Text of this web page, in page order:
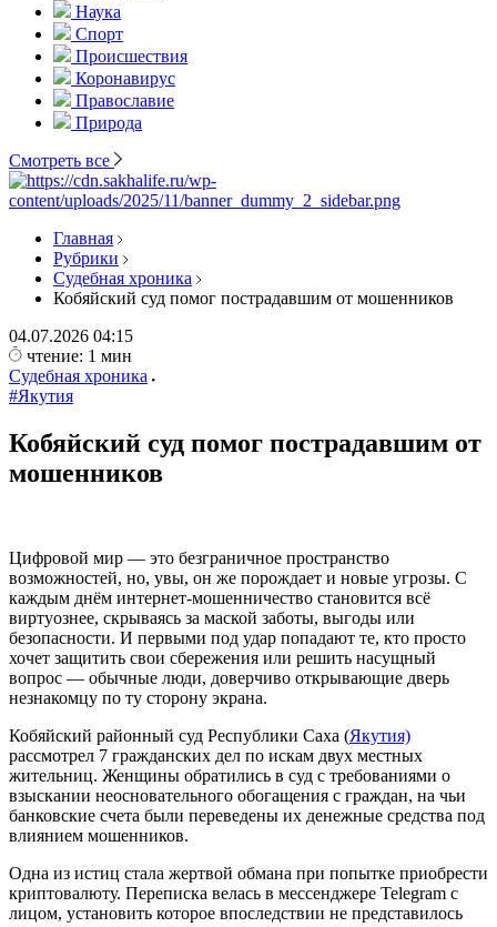
Наука
Спорт
Происшествия
Коронавирус
Православие
Природа
Смотреть все
Главная
Рубрики
Судебная хроника
Кобяйский суд помог пострадавшим от мошенников
04.07.2026 04:15
чтение: 1 мин
Судебная хроника
#Якутия
Кобяйский суд помог пострадавшим от
мошенников
Цифровой мир — это безграничное пространство
возможностей, но, увы, он же порождает и новые угрозы. С
каждым днём интернет-мошенничество становится всё
виртуознее, скрываясь за маской заботы, выгоды или
безопасности. И первыми под удар попадают те, кто просто
хочет защитить свои сбережения или решить насущный
вопрос — обычные люди, доверчиво открывающие дверь
незнакомцу по ту сторону экрана.
Кобяйский районный суд Республики Саха (Якутия)
рассмотрел 7 гражданских дел по искам двух местных
жительниц. Женщины обратились в суд с требованиями о
взыскании неосновательного обогащения с граждан, на чьи
банковские счета были переведены их денежные средства под
влиянием мошенников.
Одна из истиц стала жертвой обмана при попытке приобрести
криптовалюту. Переписка велась в мессенджере Telegram с
лицом, установить которое впоследствии не представилось